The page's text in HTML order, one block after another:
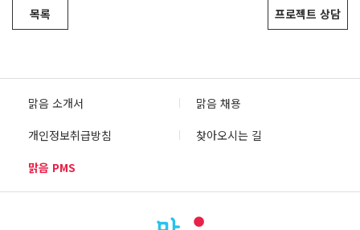
목록 프로젝트 상담
맑음 소개서
맑음 채용
개인정보취급방침
찾아오시는 길
맑음 PMS